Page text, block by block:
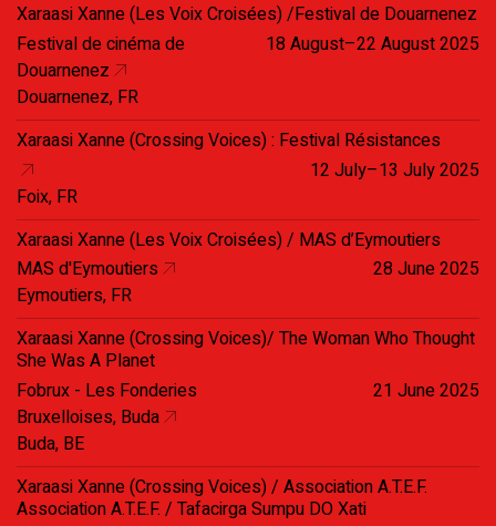
Xaraasi Xanne (Les Voix Croisées) /Festival de Douarnenez
Festival de cinéma de
Douarnenez
Douarnenez, FR
18 August–22 August 2025
Xaraasi Xanne (Crossing Voices) : Festival Résistances
Foix, FR
12 July–13 July 2025
Xaraasi Xanne (Les Voix Croisées) / MAS d’Eymoutiers
MAS d'Eymoutiers
Eymoutiers, FR
28 June 2025
Xaraasi Xanne (Crossing Voices)/ The Woman Who Thought
She Was A Planet
Fobrux - Les Fonderies
Bruxelloises, Buda
Buda, BE
21 June 2025
Xaraasi Xanne (Crossing Voices) / Association A.T.E.F.
Association A.T.E.F. / Tafacirga Sumpu DO Xati